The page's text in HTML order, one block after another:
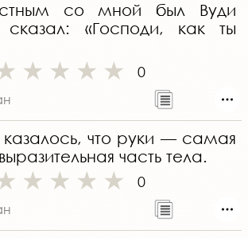
со мной был Вуди
«Господи, как ты
0
что руки — самая
часть тела.
0